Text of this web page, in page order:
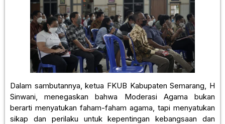
Dalam sambutannya, ketua FKUB Kabupaten Semarang, H
Sinwani, menegaskan bahwa Moderasi Agama bukan
berarti menyatukan faham-faham agama, tapi menyatukan
sikap dan perilaku untuk kepentingan kebangsaan dan